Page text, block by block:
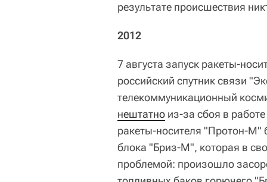
результате происшествия
2012
7 августа запуск ракеты-
российский спутник связи
телекоммуникационный
нештатно из-за сбоя в
ракеты-носителя "Протон-М"
блока "Бриз-М", которая в
проблемой: произошло